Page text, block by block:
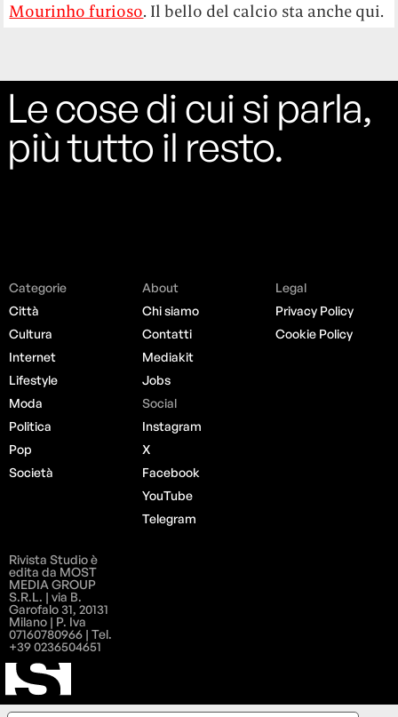
Mourinho furioso. Il bello del calcio sta anche qui.
Le cose di cui si parla,
più tutto il resto.
Categorie
Città
Cultura
Internet
Lifestyle
Moda
Politica
Pop
Società
About
Chi siamo
Contatti
Mediakit
Jobs
Social
Instagram
X
Facebook
YouTube
Telegram
Legal
Privacy Policy
Cookie Policy
Rivista Studio è
edita da MOST
MEDIA GROUP
S.R.L. | via B.
Garofalo 31, 20131
Milano | P. Iva
07160780966 | Tel.
+39 0236504651